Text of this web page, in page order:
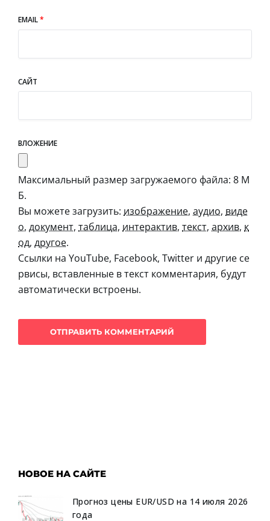
EMAIL*
САЙТ
ВЛОЖЕНИЕ
Максимальный размер загружаемого файла: 8 М
Б.
Вы можете загрузить: изображение, аудио, виде
о, документ, таблица, интерактив, текст, архив, к
од, другое.
Ссылки на YouTube, Facebook, Twitter и другие се
рвисы, вставленные в текст комментария, будут
автоматически встроены.
НОВОЕ НА САЙТЕ
Прогноз цены EUR/USD на 14 июля 2026
года